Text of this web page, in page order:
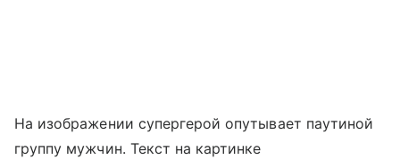
На изображении супергерой опутывает паутиной
группу мужчин. Текст на картинке